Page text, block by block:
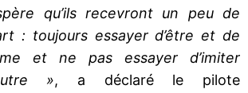
qu’ils recevront un peu de
: toujours essayer d’être et de
et ne pas essayer d’imiter
», a déclaré le pilote